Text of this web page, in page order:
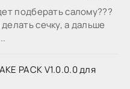
подберать салому???
сечку, а дальше
PACK V1.0.0.0 для